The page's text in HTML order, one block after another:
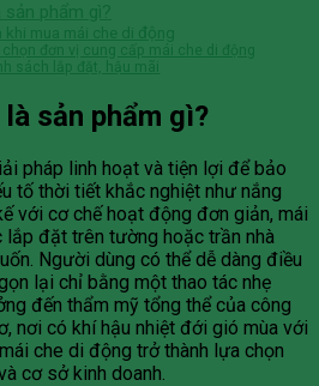
sản phẩm gì?
khi mua mái che di động
chọn đơn vị cung cấp mái che di động
sách lắp đặt, hậu mãi
sản phẩm gì?
pháp linh hoạt và tiện lợi để bảo
tố thời tiết khắc nghiệt như nắng
với cơ chế hoạt động đơn giản, mái
đặt trên tường hoặc trần nhà
Người dùng có thể dễ dàng điều
lại chỉ bằng một thao tác nhẹ
đến thẩm mỹ tổng thể của công
nơi có khí hậu nhiệt đới gió mùa với
che di động trở thành lựa chọn
cơ sở kinh doanh.